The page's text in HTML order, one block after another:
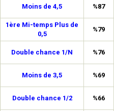
Moins de 4,5 %87
1ère Mi-temps Plus de
0,5
%79
Double chance 1/N %76
Moins de 3,5 %69
Double chance 1/2 %66